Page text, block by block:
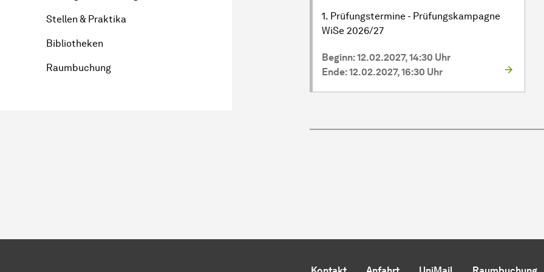
Stellen & Praktika
Bibliotheken
Raumbuchung
1. Prüfungstermine - Prüfungskampagne
WiSe 2026/27
Beginn: 12.02.2027, 14:30 Uhr
Ende: 12.02.2027, 16:30 Uhr